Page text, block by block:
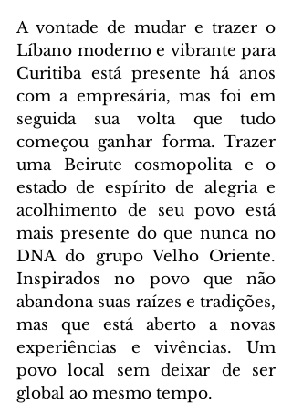
A vontade de mudar e trazer o
Líbano moderno e vibrante para
Curitiba está presente há anos
com a empresária, mas foi em
seguida sua volta que tudo
começou ganhar forma. Trazer
uma Beirute cosmopolita e o
estado de espírito de alegria e
acolhimento de seu povo está
mais presente do que nunca no
DNA do grupo Velho Oriente.
Inspirados no povo que não
abandona suas raízes e tradições,
mas que está aberto a novas
experiências e vivências. Um
povo local sem deixar de ser
global ao mesmo tempo.